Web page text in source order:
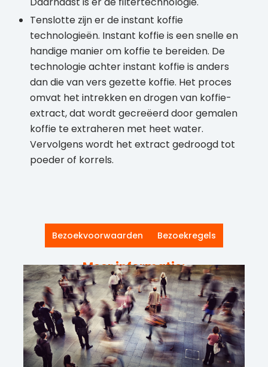
Tenslotte zijn er de instant koffie
technologieën. Instant koffie is een snelle en
handige manier om koffie te bereiden. De
technologie achter instant koffie is anders
dan die van vers gezette koffie. Het proces
omvat het intrekken en drogen van koffie-
extract, dat wordt gecreëerd door gemalen
koffie te extraheren met heet water.
Vervolgens wordt het extract gedroogd tot
poeder of korrels.
Bezoekvoorwaarden Bezoekregels
Meer informatie: